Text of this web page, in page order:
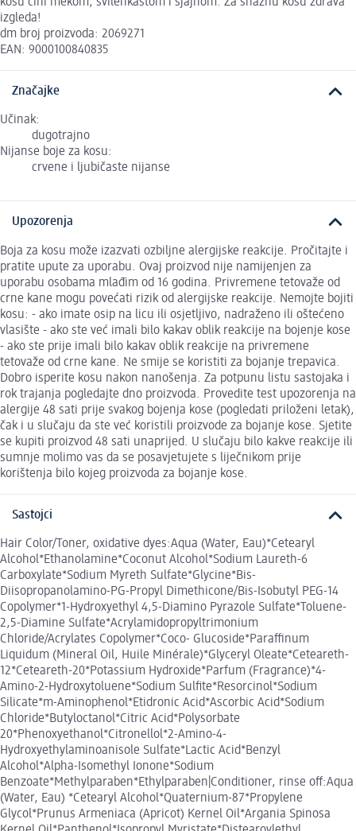
izgleda!
dm broj proizvoda: 2069271
EAN: 9000100840835
Značajke
Učinak:
dugotrajno
Nijanse boje za kosu:
crvene i ljubičaste nijanse
Upozorenja
Boja za kosu može izazvati ozbiljne alergijske reakcije. Pročitajte i
pratite upute za uporabu. Ovaj proizvod nije namijenjen za
uporabu osobama mlađim od 16 godina. Privremene tetovaže od
crne kane mogu povećati rizik od alergijske reakcije. Nemojte bojiti
kosu: - ako imate osip na licu ili osjetljivo, nadraženo ili oštećeno
vlasište - ako ste već imali bilo kakav oblik reakcije na bojenje kose
- ako ste prije imali bilo kakav oblik reakcije na privremene
tetovaže od crne kane. Ne smije se koristiti za bojanje trepavica.
Dobro isperite kosu nakon nanošenja. Za potpunu listu sastojaka i
rok trajanja pogledajte dno proizvoda. Provedite test upozorenja na
alergije 48 sati prije svakog bojenja kose (pogledati priloženi letak),
čak i u slučaju da ste već koristili proizvode za bojanje kose. Sjetite
se kupiti proizvod 48 sati unaprijed. U slučaju bilo kakve reakcije ili
sumnje molimo vas da se posavjetujete s liječnikom prije
korištenja bilo kojeg proizvoda za bojanje kose.
Sastojci
Hair Color/Toner, oxidative dyes:Aqua (Water, Eau)*Cetearyl
Alcohol*Ethanolamine*Coconut Alcohol*Sodium Laureth-6
Carboxylate*Sodium Myreth Sulfate*Glycine*Bis-
Diisopropanolamino-PG-Propyl Dimethicone/Bis-Isobutyl PEG-14
Copolymer*1-Hydroxyethyl 4,5-Diamino Pyrazole Sulfate*Toluene-
2,5-Diamine Sulfate*Acrylamidopropyltrimonium
Chloride/Acrylates Copolymer*Coco- Glucoside*Paraffinum
Liquidum (Mineral Oil, Huile Minérale)*Glyceryl Oleate*Ceteareth-
12*Ceteareth-20*Potassium Hydroxide*Parfum (Fragrance)*4-
Amino-2-Hydroxytoluene*Sodium Sulfite*Resorcinol*Sodium
Silicate*m-Aminophenol*Etidronic Acid*Ascorbic Acid*Sodium
Chloride*Butyloctanol*Citric Acid*Polysorbate
20*Phenoxyethanol*Citronellol*2-Amino-4-
Hydroxyethylaminoanisole Sulfate*Lactic Acid*Benzyl
Alcohol*Alpha-Isomethyl Ionone*Sodium
Benzoate*Methylparaben*Ethylparaben|Conditioner, rinse off:Aqua
(Water, Eau) *Cetearyl Alcohol*Quaternium-87*Propylene
Glycol*Prunus Armeniaca (Apricot) Kernel Oil*Argania Spinosa